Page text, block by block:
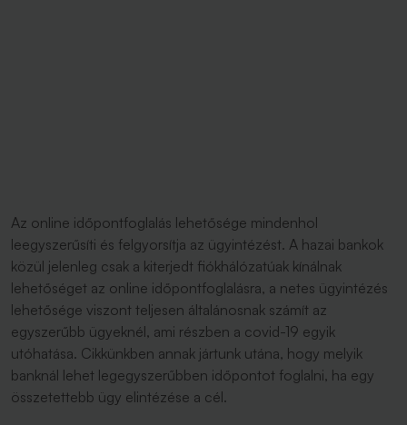
Az online időpontfoglalás lehetősége mindenhol
leegyszerűsíti és felgyorsítja az ügyintézést. A hazai bankok
közül jelenleg csak a kiterjedt fiókhálózatúak kínálnak
lehetőséget az online időpontfoglalásra, a netes ügyintézés
lehetősége viszont teljesen általánosnak számít az
egyszerűbb ügyeknél, ami részben a covid-19 egyik
utóhatása. Cikkünkben annak jártunk utána, hogy melyik
banknál lehet legegyszerűbben időpontot foglalni, ha egy
összetettebb ügy elintézése a cél.